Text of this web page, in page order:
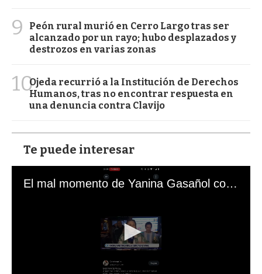
9
Peón rural murió en Cerro Largo tras ser
alcanzado por un rayo; hubo desplazados y
destrozos en varias zonas
10Ojeda recurrió a la Institución de Derechos
Humanos, tras no encontrar respuesta en
una denuncia contra Clavijo
Te puede interesar
El mal momento de Yanina Gasañol con un hincha argentino en "Subrayado"